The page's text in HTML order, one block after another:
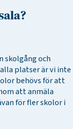
skolgång och
platser är vi inte
behövs för att
att anmäla
för fler skolor i